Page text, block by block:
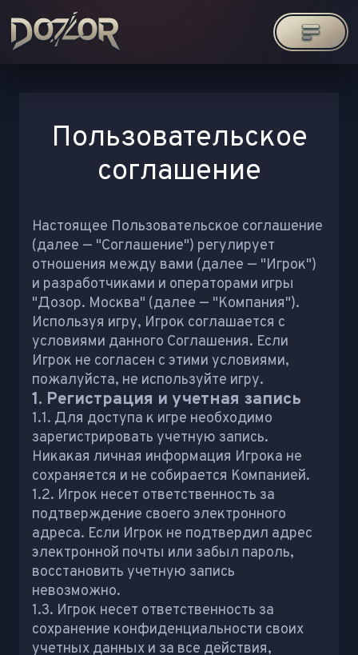
Пользовательское
соглашение
Настоящее Пользовательское соглашение
(далее — "Соглашение") регулирует
отношения между вами (далее — "Игрок")
и разработчиками и операторами игры
"Дозор. Москва" (далее — "Компания").
Используя игру, Игрок соглашается с
условиями данного Соглашения. Если
Игрок не согласен с этими условиями,
пожалуйста, не используйте игру.
1. Регистрация и учетная запись
1.1. Для доступа к игре необходимо
зарегистрировать учетную запись.
Никакая личная информация Игрока не
сохраняется и не собирается Компанией.
1.2. Игрок несет ответственность за
подтверждение своего электронного
адреса. Если Игрок не подтвердил адрес
электронной почты или забыл пароль,
восстановить учетную запись
невозможно.
1.3. Игрок несет ответственность за
сохранение конфиденциальности своих
учетных данных и за все действия,